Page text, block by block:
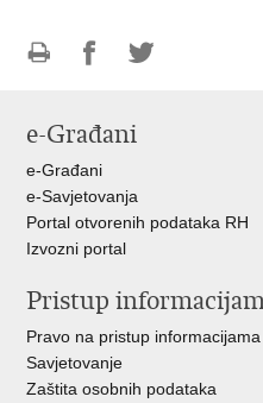
FacebookuTwitteru
e-Građani
e-Građani
e-Savjetovanja
Portal otvorenih podataka RH
Izvozni portal
Pristup
Pravo na pristup informacijama
Savjetovanje
Zaštita osobnih podataka